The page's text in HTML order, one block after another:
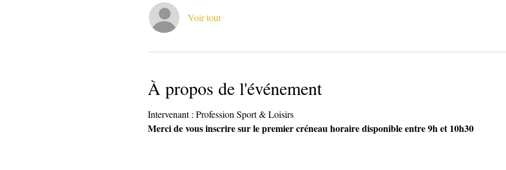
Voir tout
À propos de l'événement
Intervenant : Profession Sport & Loisirs
Merci de vous inscrire sur le premier créneau horaire disponible entre 9h et 10h30